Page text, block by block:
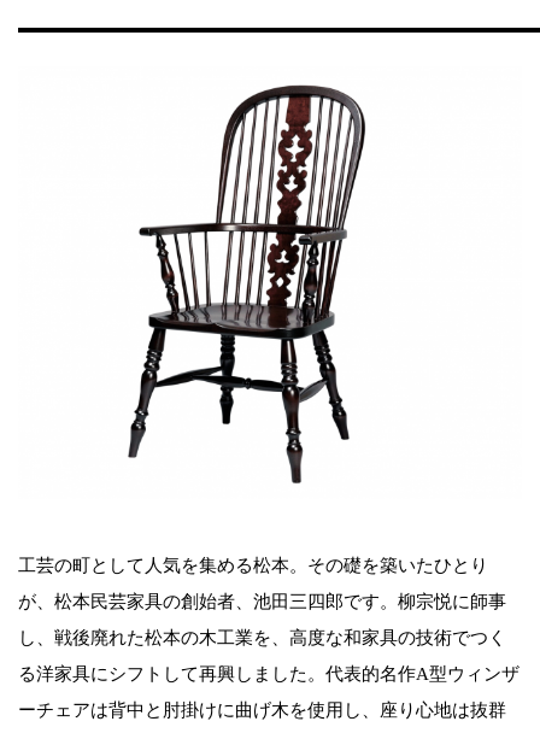
工芸の町として人気を集める松本。その礎を築いたひとり
が、松本民芸家具の創始者、池田三四郎です。柳宗悦に師事
し、戦後廃れた松本の木工業を、高度な和家具の技術でつく
る洋家具にシフトして再興しました。代表的名作A型ウィンザ
ーチェアは背中と肘掛けに曲げ木を使用し、座り心地は抜群